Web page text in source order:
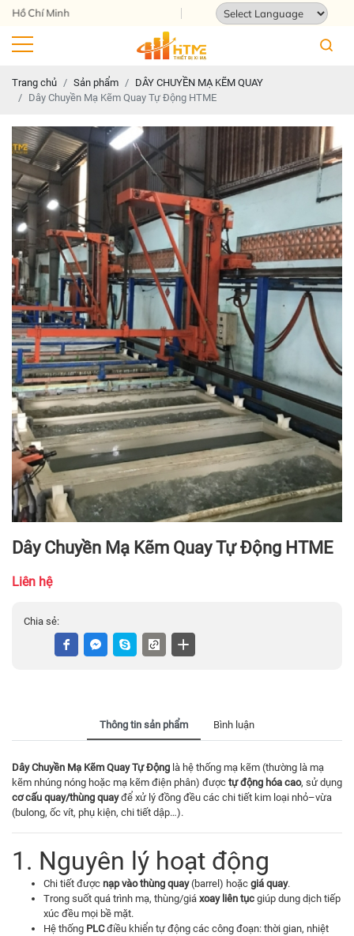
Địa chỉ: 124 Tam Châu, Tam Bình,
Trang chủ Sản phẩm
DÂY CHUYỀN MẠ KẼM QUAY
Dây Chuyền Mạ Kẽm Quay Tự Động HTME
Dây Chuyền Mạ Kẽm Quay Tự Động HTME
Liên hệ
Chia sẻ:
Thông tin sản phẩm Bình luận
Dây Chuyền Mạ Kẽm Quay Tự Động là hệ thống mạ kẽm (thường là mạ
kẽm nhúng nóng hoặc mạ kẽm điện phân) được tự động hóa cao, sử dụng
cơ cấu quay/thùng quayđể xử lý đồng đều các chi tiết kim loại nhỏ–vừa
(bulong, ốc vít, phụ kiện, chi tiết dập…).
1. Nguyên lý hoạt động
Chi tiết được nạp vào thùng quay(barrel) hoặc giá quay.
Trong suốt quá trình mạ, thùng/giá xoay liên tục giúp dung dịch tiếp
xúc đều mọi bề mặt.
Hệ thống PLCđiều khiển tự động các công đoạn: thời gian, nhiệt